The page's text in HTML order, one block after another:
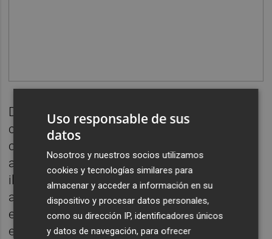
De nombre Francisca Guillén Ortega
conocida por la "Iluminada", esta joven, de
complexión pequeña y frágil, un día dijo
aparecérsele el Señor y la Virgen,
iluminándola con sus mensajes. A partir de
aquí cada atardecer, cuando el sol se perdía
en la lejanía haciéndose invisible, predicaba
en el lugar de las apariciones "las cosas del
Uso responsable de sus
datos
Nosotros y nuestros socios utilizamos
cookies y tecnologías similares para
almacenar y acceder a información en su
dispositivo y procesar datos personales,
como su dirección IP, identificadores únicos
y datos de navegación, para ofrecer